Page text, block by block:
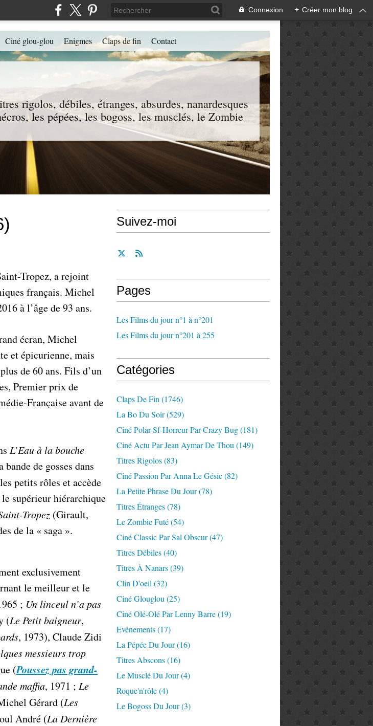
Connexion + Créer mon blog
rigolos, débiles, étranges, absurdes, nanardesques
les pépées, les bogoss, les musclés, le Zombie
Ciné glou-glou Enigmes Claps de fin Contact
Tropez, a rejoint
français. Michel
à l’âge de 93 ans.
écran, Michel
et épicurienne, mais
de 60 ans. Fils d’un
Premier prix de
Française avant de
L’Eau à la bouche
de gosses dans
petits rôles et accède
supérieur hiérarchique
Tropez (Girault,
de la « saga ».
exclusivement
le meilleur et le
; Un linceul n’a pas
(Le Petit baigneur,
, 1973), Claude Zidi
messieurs trop
(Poussez pas grand-
maffia, 1971 ; Le
Gérard (Les
André (La Dernière
Suivez-moi
Pages
Les Films du jour n°1 à n°201
Les Films du jour n°201 à 255
Catégories
Claps De Fin (1746)
La Bo Du Soir(529)
Ciné Polar-Sf-Horreur Par Crazy Bug(181)
Ciné Actu Par Jean Aymar De Thou (149)
Titres Rigolos(83)
Ciné Passion Par Anna Le Gésic(82)
La Petite Phrase Du Jour(78)
Titres Étranges(78)
Le Zombie Futé(54)
Ciné Classic Par Sal Obscur(47)
Titres Débiles(40)
Titres À Nanars(39)
Clin D'oeil (32)
Ciné Glouglou (25)
Ciné Olé-Olé Par Lenny Barre(19)
Evénements(17)
La Pépée Du Jour(16)
Titres Abscons(16)
Le Musclé Du Jour(4)
Roque'n'rôle(4)
Le Bogoss Du Jour(3)